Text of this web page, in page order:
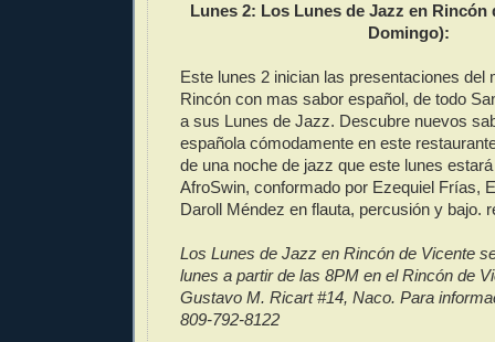
Lunes 2: Los Lunes de Jazz en Rincón
Domingo):
Este lunes 2 inician las presentaciones del
Rincón con mas sabor español, de todo
a sus Lunes de Jazz. Descubre nuevos
española cómodamente en este
de una noche de jazz que este lunes
AfroSwin, conformado por Ezequiel Frías,
Daroll Méndez en flauta, percusión y bajo.
Los Lunes de Jazz en Rincón de Vicente
lunes a partir de las 8PM en el Rincón de
Gustavo M. Ricart #14, Naco. Para
809-792-8122